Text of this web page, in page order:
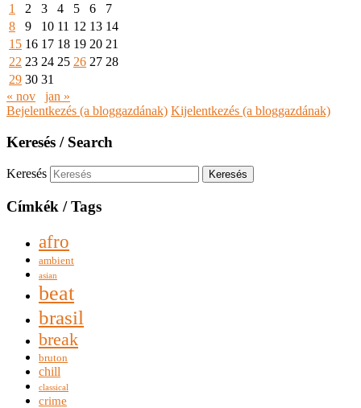
1
2 3 4 5 6
7
8
9 10 11 12 13 14
15 16 17 18 19 20 21
22 23 24 25 26 27 28
29 30 31
« nov
jan »
Bejelentkezés (a bloggazdának) Kijelentkezés (a bloggazdának)
Keresés / Search
Keresés
Címkék / Tags
afro
ambient
asian
beat
brasil
break
bruton
chill
classical
crime